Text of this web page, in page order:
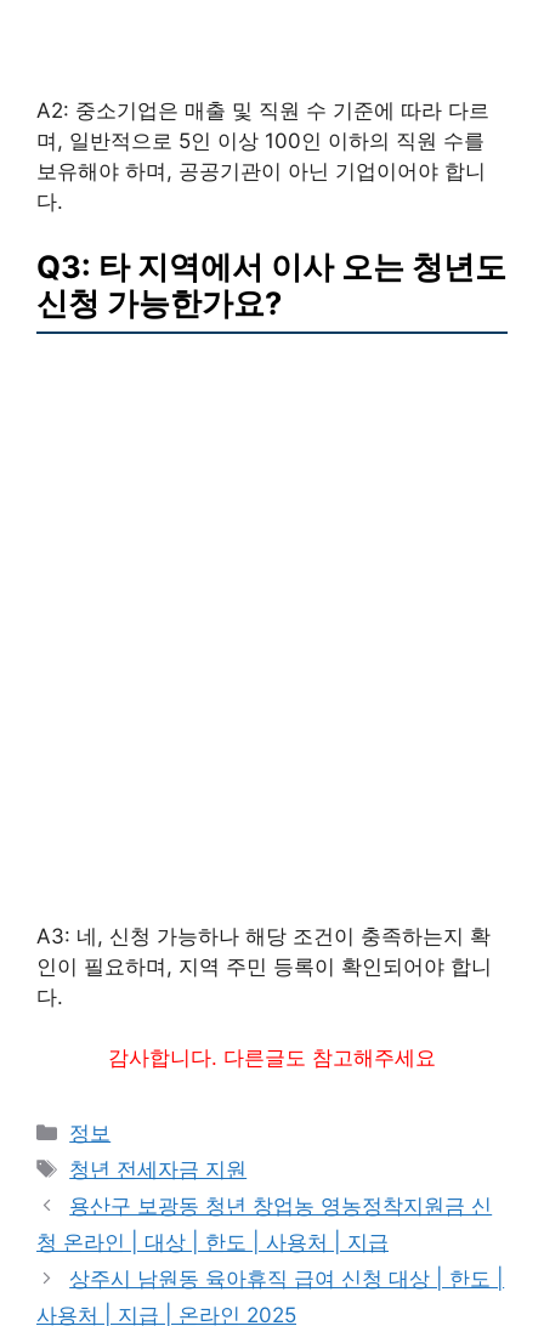
A2: 중소기업은 매출 및 직원 수 기준에 따라 다르
며, 일반적으로 5인 이상 100인 이하의 직원 수를
보유해야 하며, 공공기관이 아닌 기업이어야 합니
다.
Q3: 타 지역에서 이사 오는 청년도
신청 가능한가요?
A3: 네, 신청 가능하나 해당 조건이 충족하는지 확
인이 필요하며, 지역 주민 등록이 확인되어야 합니
다.
감사합니다. 다른글도 참고해주세요
카
테
리
정보
태
그
청년 전세자금 지원
용산구 보광동 청년 창업농 영농정착지원금 신
청 온라인 | 대상 | 한도 | 사용처 | 지급
상주시 남원동 육아휴직 급여 신청 대상 | 한도 |
사용처 | 지급 | 온라인 2025